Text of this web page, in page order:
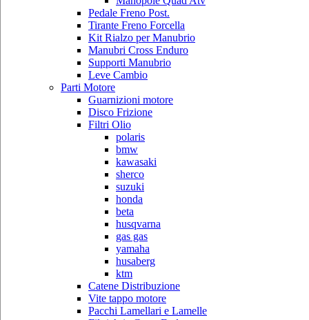
Pedale Freno Post.
Tirante Freno Forcella
Kit Rialzo per Manubrio
Manubri Cross Enduro
Supporti Manubrio
Leve Cambio
Parti Motore
Guarnizioni motore
Disco Frizione
Filtri Olio
polaris
bmw
kawasaki
sherco
suzuki
honda
beta
husqvarna
gas gas
yamaha
husaberg
ktm
Catene Distribuzione
Vite tappo motore
Pacchi Lamellari e Lamelle